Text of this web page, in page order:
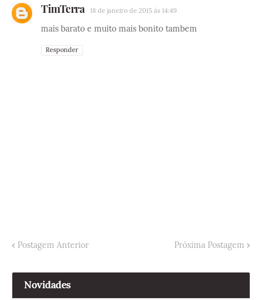
TimTerra 18 de janeiro de 2015 às 14:49
mais barato e muito mais bonito tambem
Responder
Postagem Anterior Próxima Postagem
Novidades